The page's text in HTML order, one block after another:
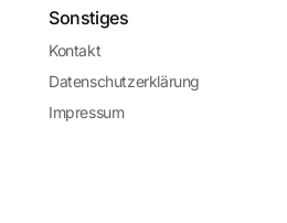
Sonstiges
Kontakt
Datenschutzerklärung
Impressum